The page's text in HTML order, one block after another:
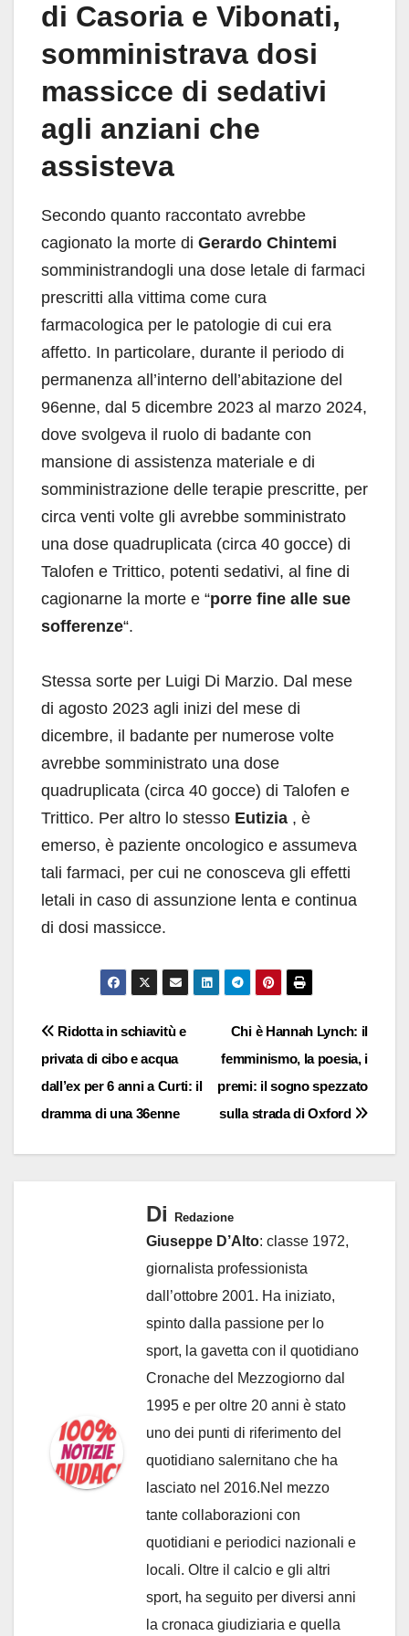
di Casoria e Vibonati,
somministrava dosi
massicce di sedativi
agli anziani che
assisteva
Secondo quanto raccontato avrebbe
cagionato la morte di Gerardo Chintemi
somministrandogli una dose letale di farmaci
prescritti alla vittima come cura
farmacologica per le patologie di cui era
affetto. In particolare, durante il periodo di
permanenza all’interno dell’abitazione del
96enne, dal 5 dicembre 2023 al marzo 2024,
dove svolgeva il ruolo di badante con
mansione di assistenza materiale e di
somministrazione delle terapie prescritte, per
circa venti volte gli avrebbe somministrato
una dose quadruplicata (circa 40 gocce) di
Talofen e Trittico, potenti sedativi, al fine di
cagionarne la morte e “porre fine alle sue
sofferenze“.
Stessa sorte per Luigi Di Marzio. Dal mese
di agosto 2023 agli inizi del mese di
dicembre, il badante per numerose volte
avrebbe somministrato una dose
quadruplicata (circa 40 gocce) di Talofen e
Trittico. Per altro lo stesso Eutizia , è
emerso, è paziente oncologico e assumeva
tali farmaci, per cui ne conosceva gli effetti
letali in caso di assunzione lenta e continua
di dosi massicce.
Navigazione
articoli
Chi è Hannah Lynch: il
femminismo, la poesia, i
premi: il sogno spezzato
sulla strada di Oxford
Ridotta in schiavitù e
privata di cibo e acqua
dall’ex per 6 anni a Curti: il
dramma di una 36enne
Di Redazione
Giuseppe D’Alto: classe 1972,
giornalista professionista
dall’ottobre 2001. Ha iniziato,
spinto dalla passione per lo
sport, la gavetta con il quotidiano
Cronache del Mezzogiorno dal
1995 e per oltre 20 anni è stato
uno dei punti di riferimento del
quotidiano salernitano che ha
lasciato nel 2016.Nel mezzo
tante collaborazioni con
quotidiani e periodici nazionali e
locali. Oltre il calcio e gli altri
sport, ha seguito per diversi anni
la cronaca giudiziaria e quella